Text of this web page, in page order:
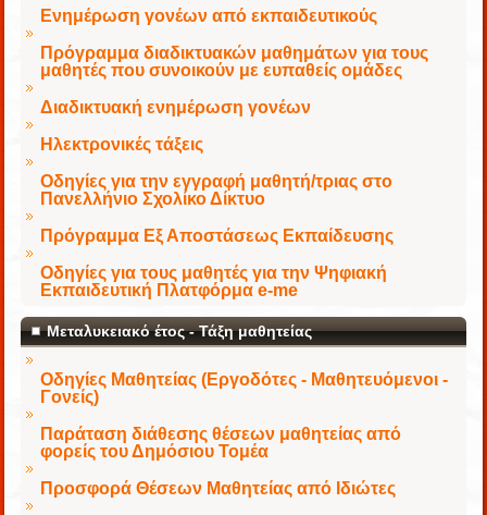
Ενημέρωση γονέων από εκπαιδευτικούς
Πρόγραμμα διαδικτυακών μαθημάτων για τους
μαθητές που συνοικούν με ευπαθείς ομάδες
Διαδικτυακή ενημέρωση γονέων
Ηλεκτρονικές τάξεις
Οδηγίες για την εγγραφή μαθητή/τριας στο
Πανελλήνιο Σχολίκο Δίκτυο
Πρόγραμμα Εξ Αποστάσεως Εκπαίδευσης
Οδηγίες για τους μαθητές για την Ψηφιακή
Εκπαιδευτική Πλατφόρμα e-me
Μεταλυκειακό έτος - Τάξη μαθητείας
Οδηγίες Μαθητείας (Εργοδότες - Μαθητευόμενοι -
Γονείς)
Παράταση διάθεσης θέσεων μαθητείας από
φορείς του Δημόσιου Τομέα
Προσφορά Θέσεων Μαθητείας από Ιδιώτες